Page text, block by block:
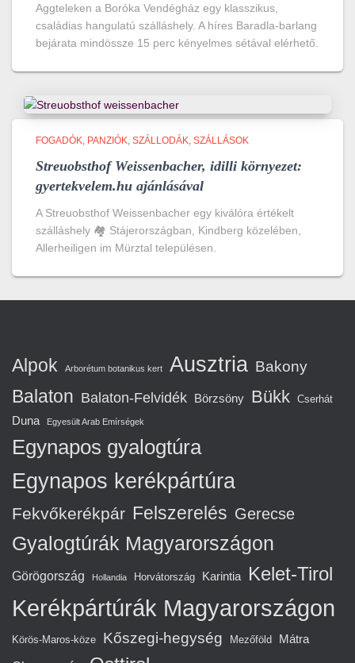
Aggteleken a Boróka Vendégház egy klasszikus,
családias hangulatú szálláshely. A híres Baradla-barlang
bejárata mindössze 15 perc kényelmes sétával elérhető.
FOGADÓK, PANZIÓK, SZÁLLODÁK SZÁLLÁSOK
Streuobsthof Weissenbacher, idilli környezet:
gyertekvelem.hu ajánlásával
A Streuobsthof Weissenbacher egy kiválóra értékelt
szálláshely 🏘️ Stájerországban, Kindberg közelében,
Allerheiligen im Mürztal településen.
Alpok Arborétum botanikus kert Ausztria Bakony
Balaton Balaton-Felvidék Börzsöny Bükk Cserhát
Duna Egyesült Arab Emírségek
Egynapos gyalogtúra
Egynapos kerékpártúra
Fekvőkerékpár Felszerelés Gerecse
Gyalogtúrák Magyarországon
Görögország Hollandia Horvátország Karintia Kelet-Tirol
Kerékpártúrák Magyarországon
Körös-Maros-köze Kőszegi-hegység Mezőföld Mátra